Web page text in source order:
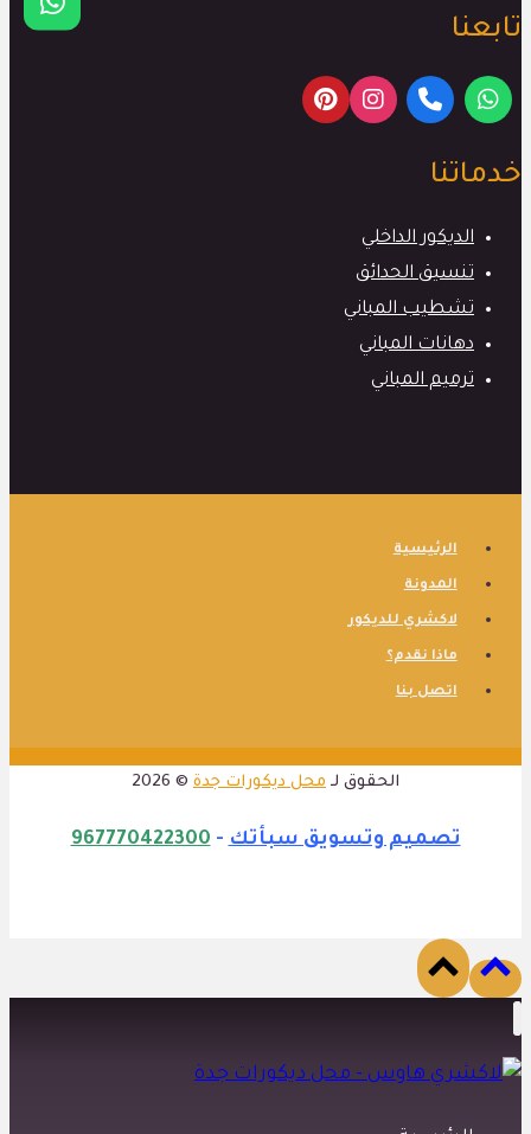
تابعنا
خدماتنا
الديكور الداخلي
تنسيق الحدائق
تشطيب المباني
دهانات المباني
ترميم المباني
الرئيسية
المدونة
لاكشري للديكور
ماذا نقدم؟
اتصل بنا
الحقوق لـ محل ديكورات جدة © 2026
تصميم وتسويق سبأتك -
967770422300